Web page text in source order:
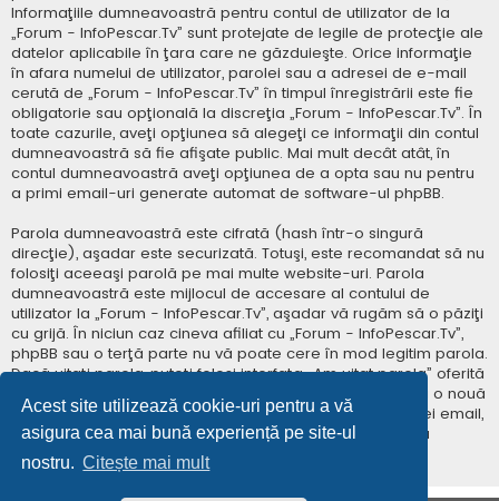
Acest site utilizează cookie-uri pentru a vă
asigura cea mai bună experiență pe site-ul
nostru. Citește mai mult
Informaţiile dumneavoastră pentru contul de utilizator de la
„Forum - InfoPescar.Tv” sunt protejate de legile de protecţie ale
datelor aplicabile în ţara care ne găzduieşte. Orice informaţie
în afara numelui de utilizator, parolei sau a adresei de e-mail
cerută de „Forum - InfoPescar.Tv” în timpul înregistrării este fie
obligatorie sau opţională la discreţia „Forum - InfoPescar.Tv”. În
toate cazurile, aveţi opţiunea să alegeţi ce informaţii din contul
dumneavoastră să fie afişate public. Mai mult decât atât, în
contul dumneavoastră aveţi opţiunea de a opta sau nu pentru
a primi email-uri generate automat de software-ul phpBB.
Parola dumneavoastră este cifrată (hash într-o singură
direcţie), aşadar este securizată. Totuşi, este recomandat să nu
folosiţi aceeaşi parolă pe mai multe website-uri. Parola
dumneavoastră este mijlocul de accesare al contului de
utilizator la „Forum - InfoPescar.Tv”, aşadar vă rugăm să o păziţi
cu grijă. În niciun caz cineva afiliat cu „Forum - InfoPescar.Tv”,
phpBB sau o terţă parte nu vă poate cere în mod legitim parola.
Dacă uitaţi parola, puteţi folosi interfaţa „Am uitat parola” oferită
de software-ul phpBB. Această procedură vă va genera o nouă
parolă prin transmiterea numelui de utilizator şi a adresei email,
apoi software-ul phpBB va genera o nouă parolă pentru
accesarea contului dumneavoastră.